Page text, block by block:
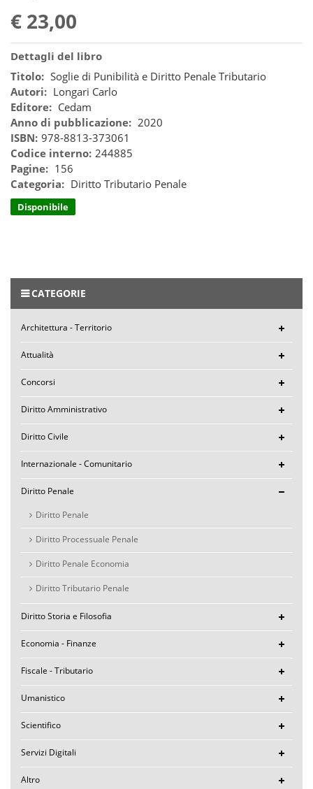
€ 23,00
Dettagli del libro
Titolo: Soglie di Punibilità e Diritto Penale Tributario
Autori: Longari Carlo
Editore: Cedam
Anno di pubblicazione: 2020
ISBN: 978-8813-373061
Codice interno: 244885
Pagine: 156
Categoria: Diritto Tributario Penale
Disponibile
CATEGORIE
Architettura - Territorio
Attualità
Concorsi
Diritto Amministrativo
Diritto Civile
Internazionale - Comunitario
Diritto Penale
Diritto Penale
Diritto Processuale Penale
Diritto Penale Economia
Diritto Tributario Penale
Diritto Storia e Filosofia
Economia - Finanze
Fiscale - Tributario
Umanistico
Scientifico
Servizi Digitali
Altro